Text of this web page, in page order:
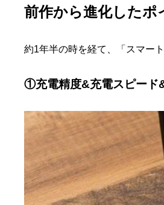
前作から進化したポ
約1年半の時を経て、「スマー
①充電精度&充電スピード